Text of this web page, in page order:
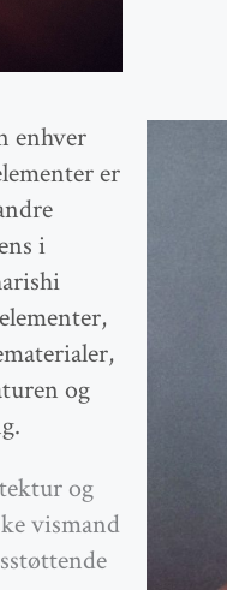
enhver
er
i
og
og
vismand